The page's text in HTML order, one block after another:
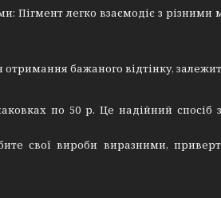
Пігмент легко взаємодіє з
отримання бажаного відтінку,
по 50 р. Це надійний спосіб
свої вироби виразними,